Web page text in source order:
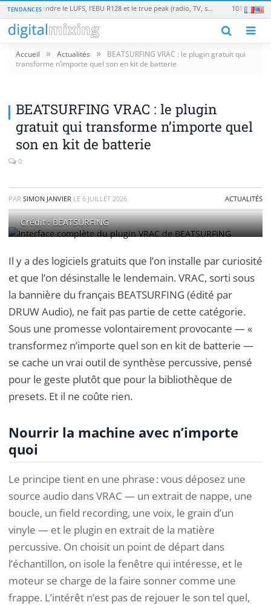
TENDANCES Loudness en broadcast : comprendre le LUFS, l’EBU R128 et le true peak (radio, TV, streaming)
Accueil » Actualités »
BEATSURFING VRAC : le plugin gratuit qui
transforme n’importe quel son en kit de batterie
BEATSURFING VRAC : le plugin
gratuit qui transforme n’importe quel
son en kit de batterie
0
PAR SIMON JANVIER LE 6 JUILLET 2026 ACTUALITÉS
Crédit : BEATSURFING
Il y a des logiciels gratuits que l’on installe par curiosité
et que l’on désinstalle le lendemain. VRAC, sorti sous
la bannière du français BEATSURFING (édité par
DRUW Audio), ne fait pas partie de cette catégorie.
Sous une promesse volontairement provocante — «
transformez n’importe quel son en kit de batterie —
se cache un vrai outil de synthèse percussive, pensé
pour le geste plutôt que pour la bibliothèque de
presets. Et il ne coûte rien.
Nourrir la machine avec n’importe
quoi
Le principe tient en une phrase : vous déposez une
source audio dans VRAC — un extrait de nappe, une
boucle, un field recording, une voix, le grain d’un
vinyle — et le plugin en extrait de la matière
percussive. On choisit un point de départ dans
l’échantillon, on isole la fenêtre qui intéresse, et le
moteur se charge de la faire sonner comme une
frappe. L’intérêt n’est pas de rejouer le son tel quel,